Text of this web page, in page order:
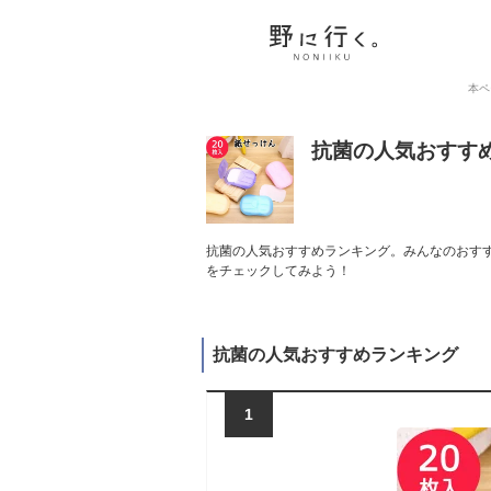
本
抗菌の人気おすす
抗菌の人気おすすめランキング。みんなのお
をチェックしてみよう！
抗菌の人気おすすめランキング
1